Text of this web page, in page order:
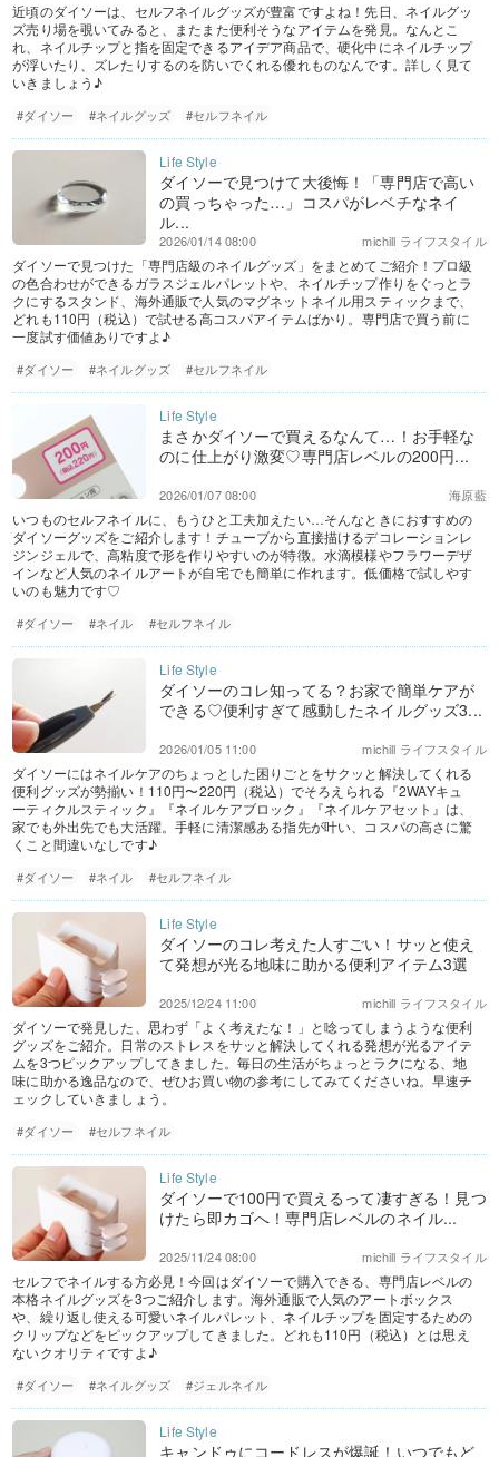
近頃のダイソーは、セルフネイルグッズが豊富ですよね！先日、ネイルグッ
ズ売り場を覗いてみると、またまた便利そうなアイテムを発見。なんとこ
れ、ネイルチップと指を固定できるアイデア商品で、硬化中にネイルチップ
が浮いたり、ズレたりするのを防いでくれる優れものなんです。詳しく見て
いきましょう♪
#ダイソー #ネイルグッズ #セルフネイル
ダイソーで見つけて大後悔！「専門店で高い
の買っちゃった…」コスパがレベチなネイ
ル...
michill ライフスタイル
2026/01/14 08:00
ダイソーで見つけた「専門店級のネイルグッズ」をまとめてご紹介！プロ級
の色合わせができるガラスジェルパレットや、ネイルチップ作りをぐっとラ
クにするスタンド、海外通販で人気のマグネットネイル用スティックまで、
どれも110円（税込）で試せる高コスパアイテムばかり。専門店で買う前に
一度試す価値ありですよ♪
#ダイソー #ネイルグッズ #セルフネイル
まさかダイソーで買えるなんて…！お手軽な
のに仕上がり激変♡専門店レベルの200円...
海原藍
2026/01/07 08:00
いつものセルフネイルに、もうひと工夫加えたい…そんなときにおすすめの
ダイソーグッズをご紹介します！チューブから直接描けるデコレーションレ
ジンジェルで、高粘度で形を作りやすいのが特徴。水滴模様やフラワーデザ
インなど人気のネイルアートが自宅でも簡単に作れます。低価格で試しやす
いのも魅力です♡
#ダイソー #ネイル #セルフネイル
ダイソーのコレ知ってる？お家で簡単ケアが
できる♡便利すぎて感動したネイルグッズ3...
michill ライフスタイル
2026/01/05 11:00
ダイソーにはネイルケアのちょっとした困りごとをサクッと解決してくれる
便利グッズが勢揃い！110円〜220円（税込）でそろえられる『2WAYキュ
ーティクルスティック』『ネイルケアブロック』『ネイルケアセット』は、
家でも外出先でも大活躍。手軽に清潔感ある指先が叶い、コスパの高さに驚
くこと間違いなしです♪
#ダイソー #ネイル #セルフネイル
ダイソーのコレ考えた人すごい！サッと使え
て発想が光る地味に助かる便利アイテム3選
michill ライフスタイル
2025/12/24 11:00
ダイソーで発見した、思わず「よく考えたな！」と唸ってしまうような便利
グッズをご紹介。日常のストレスをサッと解決してくれる発想が光るアイテ
ムを3つピックアップしてきました。毎日の生活がちょっとラクになる、地
味に助かる逸品なので、ぜひお買い物の参考にしてみてくださいね。早速チ
ェックしていきましょう。
#ダイソー #セルフネイル
ダイソーで100円で買えるって凄すぎる！見つ
けたら即カゴへ！専門店レベルのネイル...
michill ライフスタイル
2025/11/24 08:00
セルフでネイルする方必見！今回はダイソーで購入できる、専門店レベルの
本格ネイルグッズを3つご紹介します。海外通販で人気のアートボックス
や、繰り返し使える可愛いネイルパレット、ネイルチップを固定するための
クリップなどをピックアップしてきました。どれも110円（税込）とは思え
ないクオリティですよ♪
#ダイソー #ネイルグッズ #ジェルネイル
キャンドゥにコードレスが爆誕！いつでもど